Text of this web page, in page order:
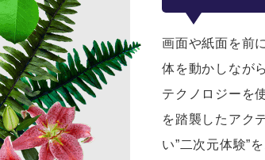
画面や紙面を前
体を動かしなが
テクノロジーを
を踏襲したアク
い”二次元体験”